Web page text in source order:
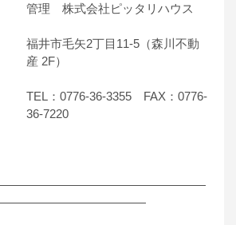
管理 株式会社ピッタリハウス
福井市毛矢2丁目11-5（森川不動
産 2F）
TEL：0776-36-3355 FAX：0776-
36-7220